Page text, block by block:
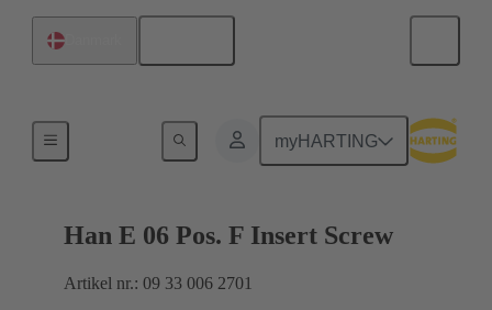
myHARTING
Strømstyrker op til 16 A
Han E 06 Pos. F Insert Screw
Artikel nr.: 09 33 006 2701